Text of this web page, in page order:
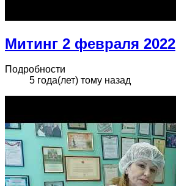
Митинг 2 февраля 2022
Подробности
5 года(лет) тому назад